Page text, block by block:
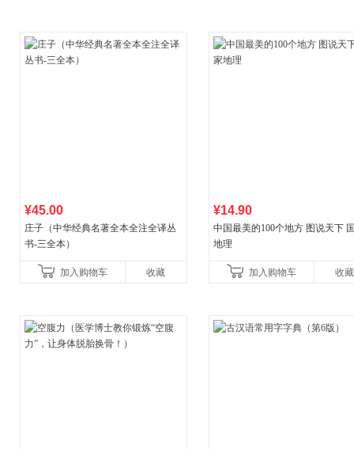
¥45.00
庄子（中华经典名著全本全注全译丛
书-三全本）
加入购物车 收藏
¥14.90
中国最美的100个地方 图说天下
地理
加入购物车 收藏